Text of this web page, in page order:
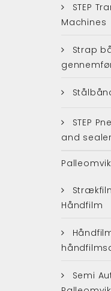
STEP
Machines
Strap
STEP
and
Håndfilm
Semi